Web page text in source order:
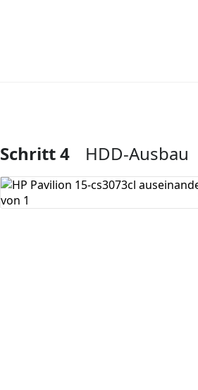
Kommentar hinzufügen
Schritt 4 HDD-Ausbau